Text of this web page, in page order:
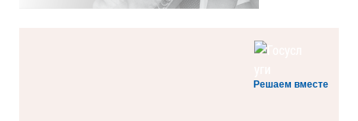
Решаем вместе